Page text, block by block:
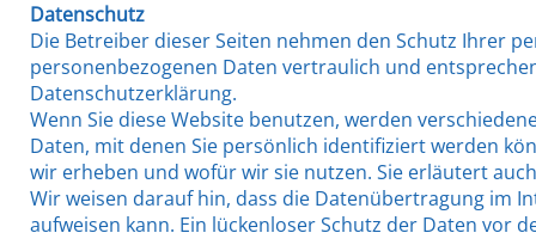
Datenschutz
Die Betreiber dieser Seiten nehmen den Schutz Ihrer
personenbezogenen Daten vertraulich und
Datenschutzerklärung.
Wenn Sie diese Website benutzen, werden
Daten, mit denen Sie persönlich identifiziert werden
wir erheben und wofür wir sie nutzen. Sie erläutert
Wir weisen darauf hin, dass die Datenübertragung im
aufweisen kann. Ein lückenloser Schutz der Daten vor